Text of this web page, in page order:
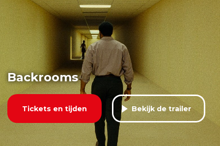
Backrooms
Tickets en tijden Bekijk de trailer